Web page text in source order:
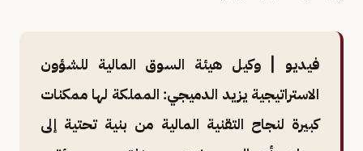
فيديو | وكيل هيئة السوق المالية للشؤون
الاستراتيجية يزيد الدميجي: المملكة لها ممكنات
كبيرة لنجاح التقنية المالية من بنية تحتية إلى